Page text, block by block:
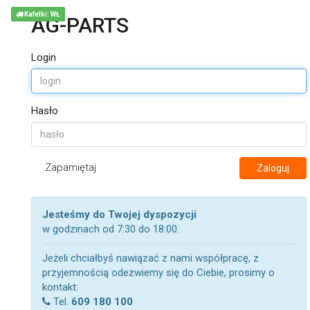
AG-PARTS
Login
Hasło
Zapamiętaj Zaloguj
Jesteśmy do Twojej dyspozycji
w godzinach od 7:30 do 18:00.
Jeżeli chciałbyś nawiązać z nami współpracę, z
przyjemnością odezwiemy się do Ciebie, prosimy o
kontakt:
Tel. 609 180 100
Kafelki: WŁ